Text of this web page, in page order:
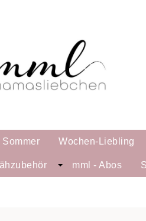
Sommer Wochen-Liebling
mml - Abos